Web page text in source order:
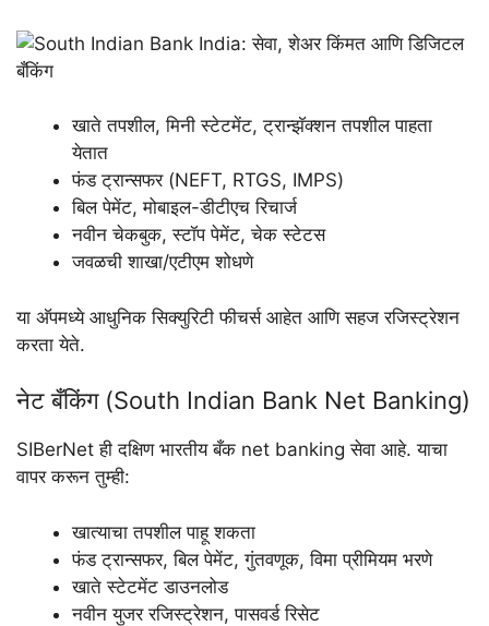
खाते तपशील, मिनी स्टेटमेंट, ट्रान्झॅक्शन तपशील पाहता
येतात
फंड ट्रान्सफर (NEFT, RTGS, IMPS)
बिल पेमेंट, मोबाइल-डीटीएच रिचार्ज
नवीन चेकबुक, स्टॉप पेमेंट, चेक स्टेटस
जवळची शाखा/एटीएम शोधणे
या अ‍ॅपमध्ये आधुनिक सिक्युरिटी फीचर्स आहेत आणि सहज रजिस्ट्रेशन
करता येते.
नेट बँकिंग (South Indian Bank Net Banking)
SIBerNet ही दक्षिण भारतीय बँक net banking सेवा आहे. याचा
वापर करून तुम्ही:
खात्याचा तपशील पाहू शकता
फंड ट्रान्सफर, बिल पेमेंट, गुंतवणूक, विमा प्रीमियम भरणे
खाते स्टेटमेंट डाउनलोड
नवीन युजर रजिस्ट्रेशन, पासवर्ड रिसेट